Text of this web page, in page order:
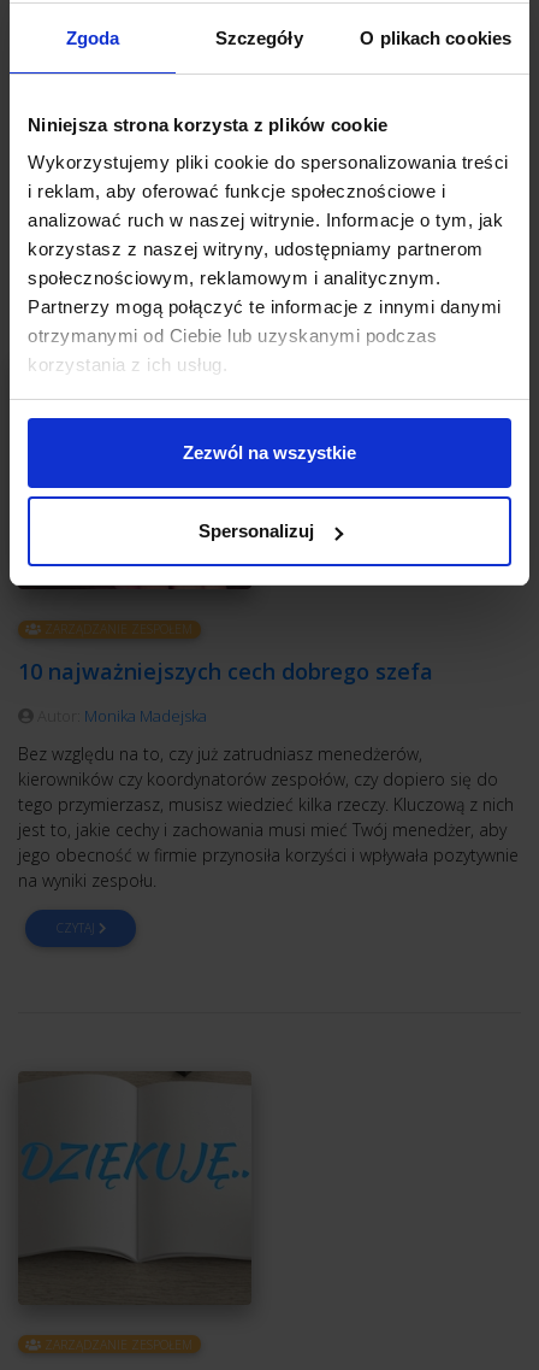
Zgoda Szczegóły O plikach cookies
Niniejsza strona korzysta z plików cookie
Wykorzystujemy pliki cookie do spersonalizowania treści
i reklam, aby oferować funkcje społecznościowe i
analizować ruch w naszej witrynie. Informacje o tym, jak
korzystasz z naszej witryny, udostępniamy partnerom
społecznościowym, reklamowym i analitycznym.
Partnerzy mogą połączyć te informacje z innymi danymi
otrzymanymi od Ciebie lub uzyskanymi podczas
korzystania z ich usług.
Zezwól na wszystkie
Spersonalizuj
przedsiębiorcy
Autor:Justyna Królak
Książka ma charakter bardzo praktyczny: oprócz przedstawionej
wiedzy każdy rozdział kończą pytania do własnych przemyśleń i
zastanowienia się nad sobą jako liderem czy też różne ćwiczenia.
CZYTAJ
ZARZĄDZANIE ZESPOŁEM
10 najważniejszych cech dobrego szefa
Monika Madejska
Bez względu na to, czy już zatrudniasz menedżerów,
kierowników czy koordynatorów zespołów, czy dopiero się do
tego przymierzasz, musisz wiedzieć kilka rzeczy. Kluczową z nich
jest to, jakie cechy i zachowania musi mieć Twój menedżer, aby
jego obecność w firmie przynosiła korzyści i wpływała pozytywnie
na wyniki zespołu.
CZYTAJ
ZARZĄDZANIE ZESPOŁEM